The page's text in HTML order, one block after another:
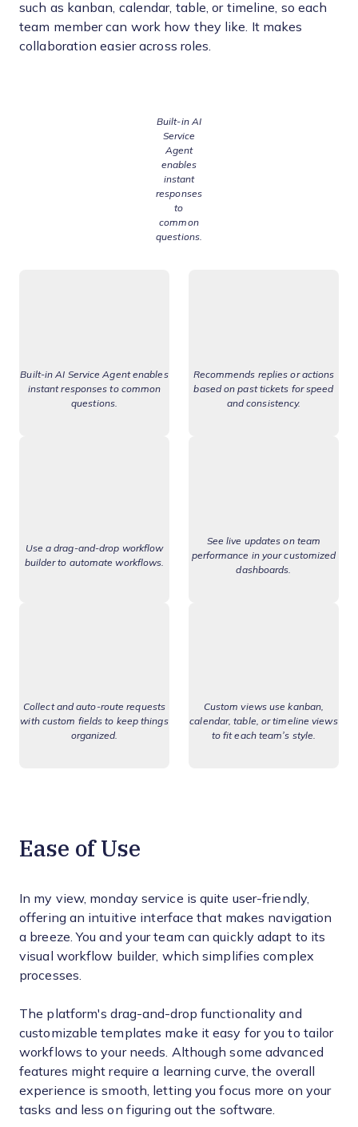
such as kanban, calendar, table, or timeline, so each
team member can work how they like. It makes
collaboration easier across roles.
Built-in AI
Service
Agent
enables
instant
responses
to
common
questions.
Built-in AI Service Agent enables
instant responses to common
questions.
Recommends replies or actions
based on past tickets for speed
and consistency.
Use a drag-and-drop workflow
builder to automate workflows.
See live updates on team
performance in your customized
dashboards.
Collect and auto-route requests
with custom fields to keep things
organized.
Custom views use kanban,
calendar, table, or timeline views
to fit each team’s style.
Ease of Use
In my view, monday service is quite user-friendly,
offering an intuitive interface that makes navigation
a breeze. You and your team can quickly adapt to its
visual workflow builder, which simplifies complex
processes.
The platform's drag-and-drop functionality and
customizable templates make it easy for you to tailor
workflows to your needs. Although some advanced
features might require a learning curve, the overall
experience is smooth, letting you focus more on your
tasks and less on figuring out the software.